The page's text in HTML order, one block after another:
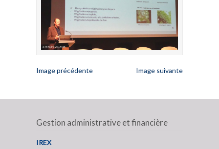
Image précédente Image suivante
Gestion administrative et financière
IREX